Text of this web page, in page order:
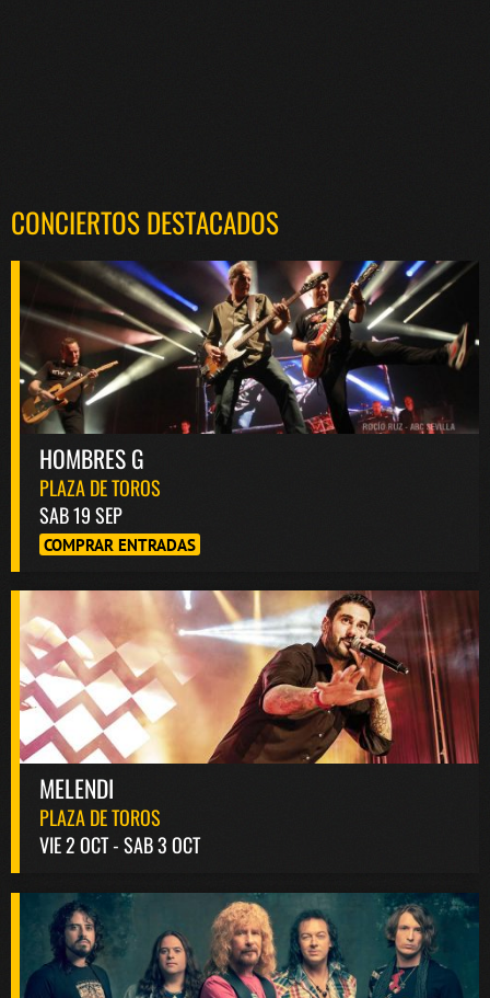
CONCIERTOS DESTACADOS
HOMBRES G
PLAZA DE TOROS
SAB 19 SEP
COMPRAR ENTRADAS
MELENDI
PLAZA DE TOROS
VIE 2 OCT - SAB 3 OCT